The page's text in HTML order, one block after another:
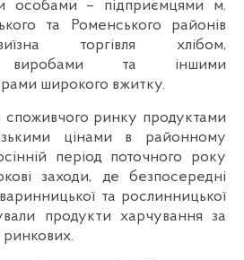
особами – підприємцями м.
та Роменського районів
торгівля хлібом,
виробами та іншими
широкого вжитку.
ринку продуктами
цінами в районному
період поточного року
заходи, де безпосередні
та рослинницької
продукти харчування за